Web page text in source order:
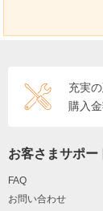
充実
購入
お客さまサポー
FAQ
お問い合わせ